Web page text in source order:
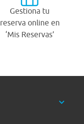
Gestiona tu
reserva online en
‘Mis Reservas’